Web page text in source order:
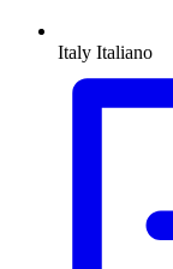
Italy Italiano